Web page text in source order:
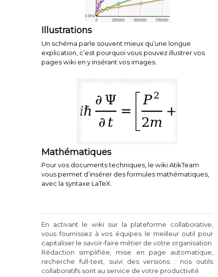
Illustrations
Un schéma parle souvent mieux qu’une longue
explication, c’est pourquoi vous pouvez illustrer vos
pages wiki en y insérant vos images.
Mathématiques
Pour vos documents techniques, le wiki AtikTeam
vous permet d’insérer des formules mathématiques,
avec la syntaxe LaTeX.
En activant le wiki sur la plateforme collaborative,
vous fournissez à vos équipes le meilleur outil pour
capitaliser le savoir-faire métier de votre organisation.
Rédaction simplifiée, mise en page automatique,
recherche full-text, suivi des versions : nos outils
collaboratifs sont au service de votre productivité.